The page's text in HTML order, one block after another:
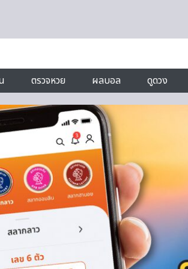
ตรวจหวย ผลบอล ดูดวง